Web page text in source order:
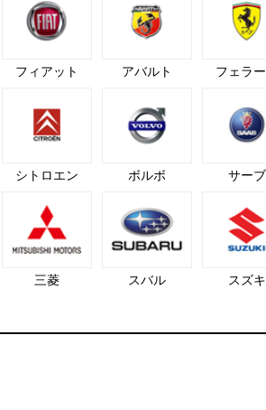
フィアット アバルト フェラ
シトロエン ボルボ サーブ
三菱 スバル スズキ